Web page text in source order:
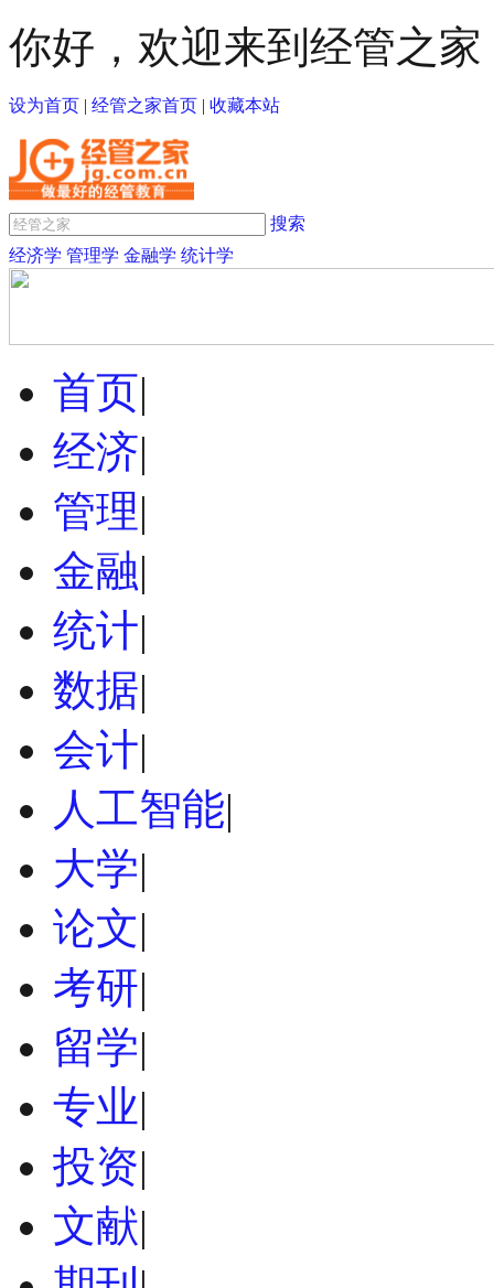
你好，欢迎来到经管之家
设为首页 | 经管之家首页 | 收藏本站
搜索
经济学 管理学 金融学 统计学
首页|
经济|
管理|
金融|
统计|
数据|
会计|
人工智能|
大学|
论文|
考研|
留学|
专业|
投资|
文献|